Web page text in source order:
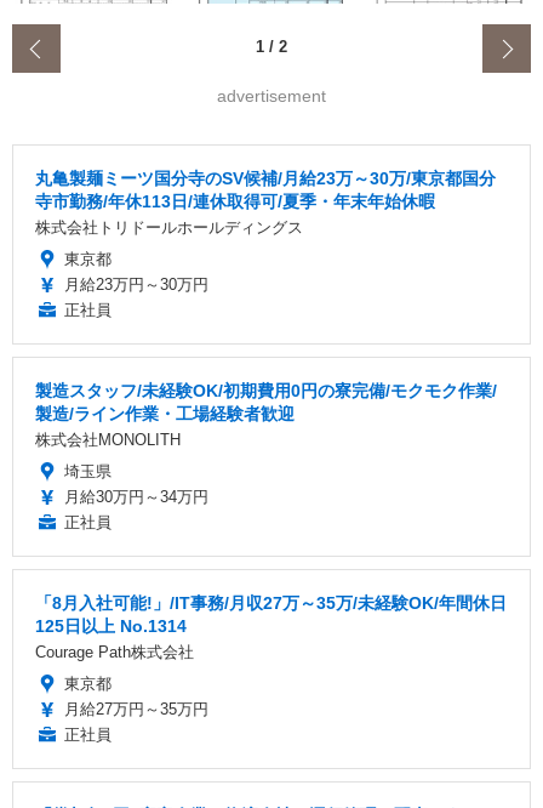
1 / 2
advertisement
丸亀製麺ミーツ国分寺のSV候補/月給23万～30万/東京都国分
寺市勤務/年休113日/連休取得可/夏季・年末年始休暇
株式会社トリドールホールディングス
東京都
月給23万円～30万円
正社員
製造スタッフ/未経験OK/初期費用0円の寮完備/モクモク作業/
製造/ライン作業・工場経験者歓迎
株式会社MONOLITH
埼玉県
月給30万円～34万円
正社員
「8月入社可能!」/IT事務/月収27万～35万/未経験OK/年間休日
125日以上 No.1314
Courage Path株式会社
東京都
月給27万円～35万円
正社員